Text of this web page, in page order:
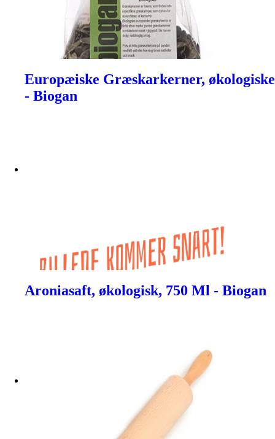
Europæiske Græskarkerner, økologiske
- Biogan
Aroniasaft, økologisk, 750 Ml - Biogan